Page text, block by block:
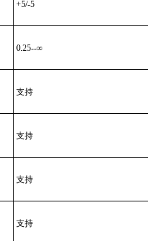
+5/-5
0.25--∞
支持
支持
支持
支持